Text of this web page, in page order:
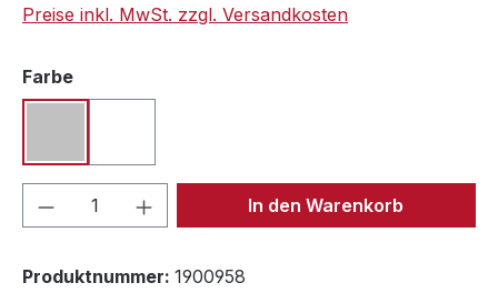
Preise inkl. MwSt. zzgl. Versandkosten
Farbeauswählen
Produkt Anzahl: Gib denIn den Warenkorb
Produktnummer: 1900958